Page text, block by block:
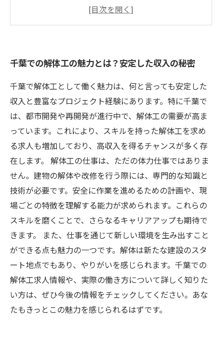
都市開発と再開発が進む千葉での解体工の需要
さないために
解体工としてのキャリアを成功させるためのヒ
ント
千葉で解体工になろう！未来への第一歩を踏み
出す方法
千葉での解体工の魅力とは？安定した収入の秘密
千葉で解体工として働く魅力は、何と言っても安定した
収入と豊富なプロジェクト経験にあります。特に千葉で
は、都市開発や再開発が進行中で、解体工の需要が高ま
っています。これにより、スキルを持った解体工を求め
る求人も増加しており、高収入を得るチャンスが多く存
在します。 解体工の仕事は、ただの体力仕事ではありま
せん。建物の解体や改修を行う際には、専門的な知識と
技術が必要です。安全に作業を進めるための計画や、現
場ごとの特徴を理解する能力が求められます。これらの
スキルを磨くことで、さらなるキャリアアップも期待で
きます。 また、仕事を通じて新しい環境を生み出すこと
ができる点も魅力の一つです。解体は新たな建設のスタ
ート地点でもあり、やりがいを感じられます。千葉での
解体工求人情報や、実際の働き方について詳しく知りた
い方は、ぜひ今後の情報をチェックしてください。あな
たもきっとこの魅力を感じられるはずです。